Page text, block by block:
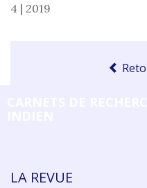
4 | 2019
LA REVUE